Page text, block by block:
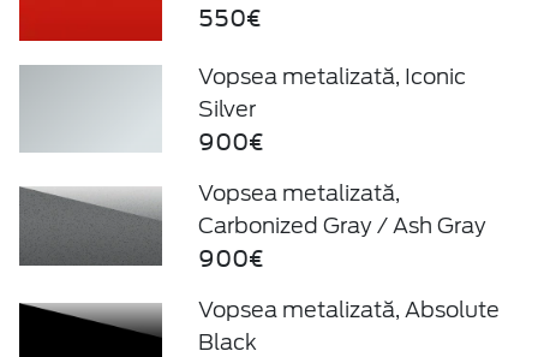
550€
Vopsea metalizată, Iconic
Silver
900€
Vopsea metalizată,
Carbonized Gray / Ash Gray
900€
Vopsea metalizată, Absolute
Black